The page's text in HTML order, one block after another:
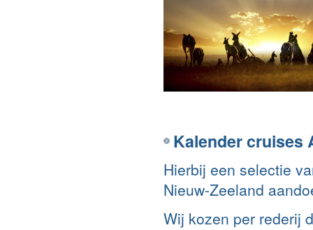
Kalender cruises
Hierbij een selectie
Nieuw-Zeeland
Wij kozen per rederij